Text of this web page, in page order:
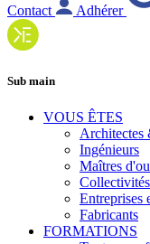
Contact Adhérer
Sub main
VOUS ÊTES
Architectes
Ingénieurs
Maîtres
Collectivités
Entreprises
Fabricants
FORMATIONS